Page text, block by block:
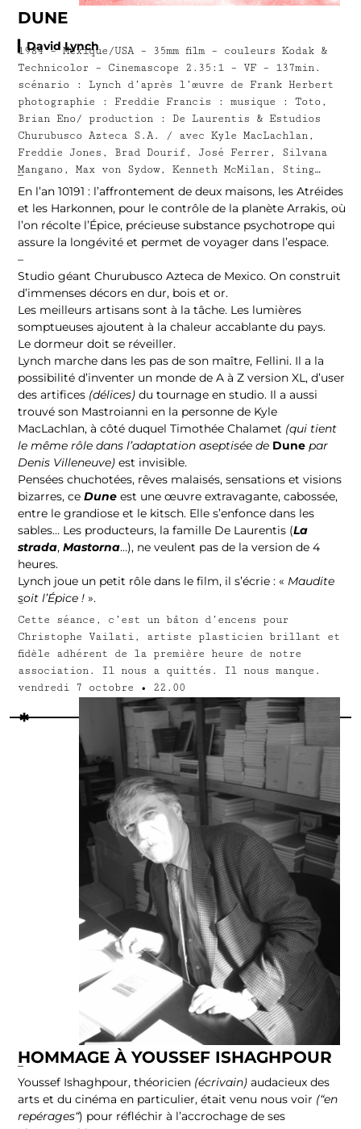
DUNE
▎David Lynch
1984 – Mexique/USA – 35mm film – couleurs Kodak &
Technicolor – Cinemascope 2.35:1 – VF – 137min.
scénario : Lynch d’après l’œuvre de Frank Herbert
photographie : Freddie Francis : musique : Toto,
Brian Eno/ production : De Laurentis & Estudios
Churubusco Azteca S.A. / avec Kyle MacLachlan,
Freddie Jones, Brad Dourif, José Ferrer, Silvana
Mangano, Max von Sydow, Kenneth McMilan, Sting…
–
En l’an 10191 : l’affrontement de deux maisons, les Atréides
et les Harkonnen, pour le contrôle de la planète Arrakis, où
l’on récolte l’Épice, précieuse substance psychotrope qui
assure la longévité et permet de voyager dans l’espace.
–
Studio géant Churubusco Azteca de Mexico. On construit
d’immenses décors en dur, bois et or.
Les meilleurs artisans sont à la tâche. Les lumières
somptueuses ajoutent à la chaleur accablante du pays.
Le dormeur doit se réveiller.
Lynch marche dans les pas de son maître, Fellini. Il a la
possibilité d’inventer un monde de A à Z version XL, d’user
des artifices (délices) du tournage en studio. Il a aussi
trouvé son Mastroianni en la personne de Kyle
MacLachlan, à côté duquel Timothée Chalamet (qui tient
le même rôle dans l’adaptation aseptisée de Dune par
Denis Villeneuve) est invisible.
Pensées chuchotées, rêves malaisés, sensations et visions
bizarres, ceDune est une œuvre extravagante, cabossée,
entre le grandiose et le kitsch. Elle s’enfonce dans les
sables… Les producteurs, la famille De Laurentis (La
strada,Mastorna…), ne veulent pas de la version de 4
heures.
Lynch joue un petit rôle dans le film, il s’écrie : « Maudite
soit l’Épice !».
–
Cette séance, c’est un bâton d’encens pour
Christophe Vailati, artiste plasticien brillant et
fidèle adhérent de la première heure de notre
association. Il nous a quittés. Il nous manque.
vendredi 7 octobre • 22.00
*
HOMMAGE À YOUSSEF ISHAGHPOUR
–
Youssef Ishaghpour, théoricien (écrivain) audacieux des
arts et du cinéma en particulier, était venu nous voir (“en
repérages“) pour réfléchir à l’accrochage de ses